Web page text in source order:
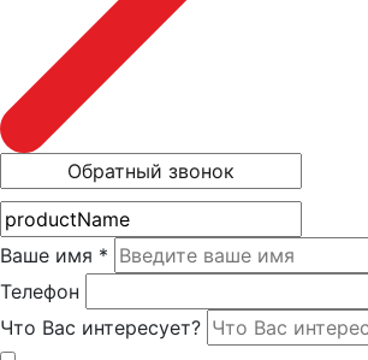
Ваше имя *
Телефон
Что Вас интересует?